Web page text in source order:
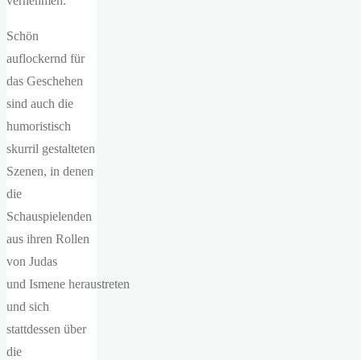
Schön
auflockernd für
das Geschehen
sind auch die
humoristisch
skurril gestalteten
Szenen, in denen
die
Schauspielenden
aus ihren Rollen
von Judas
und Ismene heraustreten
und sich
stattdessen über
die